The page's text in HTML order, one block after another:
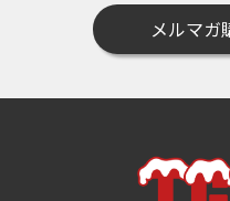
メルマガ